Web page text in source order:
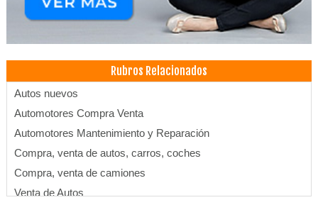
Rubros Relacionados
Autos nuevos
Automotores Compra Venta
Automotores Mantenimiento y Reparación
Compra, venta de autos, carros, coches
Compra, venta de camiones
Venta de Autos